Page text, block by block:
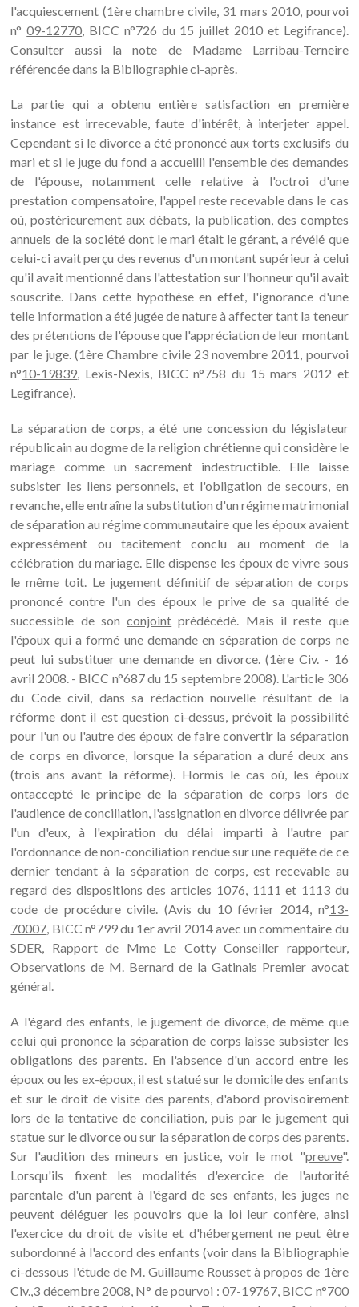
l'acquiescement (1ère chambre civile, 31 mars 2010, pourvoi
n°09-12770, BICC n°726 du 15 juillet 2010 et Legifrance).
Consulter aussi la note de Madame Larribau-Terneire
référencée dans la Bibliographie ci-après.
La partie qui a obtenu entière satisfaction en première
instance est irrecevable, faute d'intérêt, à interjeter appel.
Cependant si le divorce a été prononcé aux torts exclusifs du
mari et si le juge du fond a accueilli l'ensemble des demandes
de l'épouse, notamment celle relative à l'octroi d'une
prestation compensatoire, l'appel reste recevable dans le cas
où, postérieurement aux débats, la publication, des comptes
annuels de la société dont le mari était le gérant, a révélé que
celui-ci avait perçu des revenus d'un montant supérieur à celui
qu'il avait mentionné dans l'attestation sur l'honneur qu'il avait
souscrite. Dans cette hypothèse en effet, l'ignorance d'une
telle information a été jugée de nature à affecter tant la teneur
des prétentions de l'épouse que l'appréciation de leur montant
par le juge. (1ère Chambre civile 23 novembre 2011, pourvoi
n°10-19839, Lexis-Nexis, BICC n°758 du 15 mars 2012 et
Legifrance).
La séparation de corps, a été une concession du législateur
républicain au dogme de la religion chrétienne qui considère le
mariage comme un sacrement indestructible. Elle laisse
subsister les liens personnels, et l'obligation de secours, en
revanche, elle entraîne la substitution d'un régime matrimonial
de séparation au régime communautaire que les époux avaient
expressément ou tacitement conclu au moment de la
célébration du mariage. Elle dispense les époux de vivre sous
le même toit. Le jugement définitif de séparation de corps
prononcé contre l'un des époux le prive de sa qualité de
successible de sonconjoint prédécédé. Mais il reste que
l'époux qui a formé une demande en séparation de corps ne
peut lui substituer une demande en divorce. (1ère Civ. - 16
avril 2008. - BICC n°687 du 15 septembre 2008). L'article 306
du Code civil, dans sa rédaction nouvelle résultant de la
réforme dont il est question ci-dessus, prévoit la possibilité
pour l'un ou l'autre des époux de faire convertir la séparation
de corps en divorce, lorsque la séparation a duré deux ans
(trois ans avant la réforme). Hormis le cas où, les époux
ontaccepté le principe de la séparation de corps lors de
l'audience de conciliation, l'assignation en divorce délivrée par
l'un d'eux, à l'expiration du délai imparti à l'autre par
l'ordonnance de non-conciliation rendue sur une requête de ce
dernier tendant à la séparation de corps, est recevable au
regard des dispositions des articles 1076, 1111 et 1113 du
code de procédure civile. (Avis du 10 février 2014, n°13-
70007, BICC n°799 du 1er avril 2014 avec un commentaire du
SDER, Rapport de Mme Le Cotty Conseiller rapporteur,
Observations de M. Bernard de la Gatinais Premier avocat
général.
A l'égard des enfants, le jugement de divorce, de même que
celui qui prononce la séparation de corps laisse subsister les
obligations des parents. En l'absence d'un accord entre les
époux ou les ex-époux, il est statué sur le domicile des enfants
et sur le droit de visite des parents, d'abord provisoirement
lors de la tentative de conciliation, puis par le jugement qui
statue sur le divorce ou sur la séparation de corps des parents.
Sur l'audition des mineurs en justice, voir le mot "preuve".
Lorsqu'ils fixent les modalités d'exercice de l'autorité
parentale d'un parent à l'égard de ses enfants, les juges ne
peuvent déléguer les pouvoirs que la loi leur confère, ainsi
l'exercice du droit de visite et d'hébergement ne peut être
subordonné à l'accord des enfants (voir dans la Bibliographie
ci-dessous l'étude de M. Guillaume Rousset à propos de 1ère
Civ.,3 décembre 2008, N° de pourvoi : 07-19767, BICC n°700